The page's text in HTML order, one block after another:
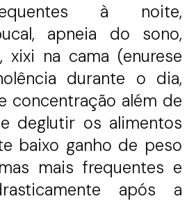
à noite,
apneia do sono,
xixi na cama (enurese
durante o dia,
concentração além de
deglutir os alimentos
baixo ganho de peso
mais frequentes e
após a